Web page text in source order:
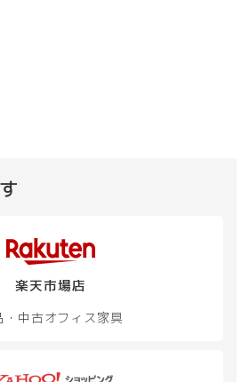
楽天市場店
・中古オフィス家具